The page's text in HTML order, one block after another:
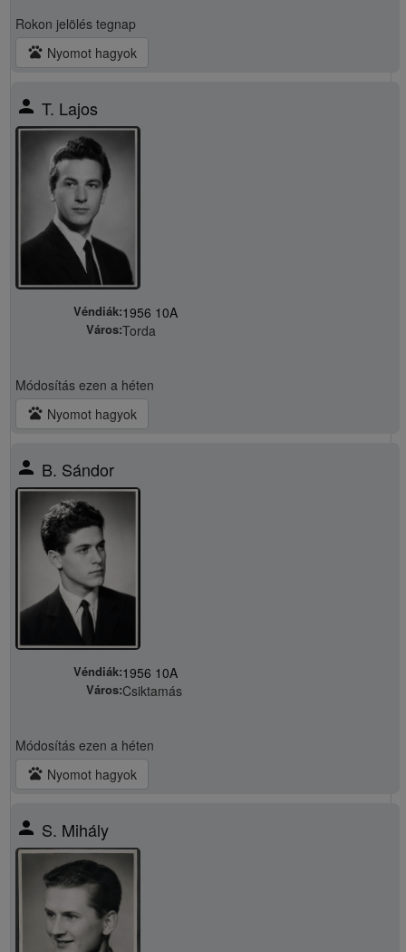
Rokon jelölés tegnap
pets Nyomot hagyok
person T. Lajos
Véndiák:1956 10A
Város:Torda
Módosítás ezen a héten
pets Nyomot hagyok
person B. Sándor
Véndiák:1956 10A
Város:Csiktamás
Módosítás ezen a héten
pets Nyomot hagyok
person S. Mihály